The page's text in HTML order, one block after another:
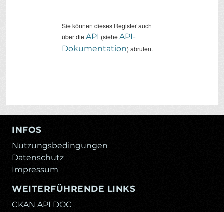
Sie können dieses Register auch
über dieAPI (sieheAPI-
Dokumentation) abrufen.
INFOS
Nutzungsbedingungen
Datenschutz
Impressum
WEITERFÜHRENDE LINKS
CKAN API DOC